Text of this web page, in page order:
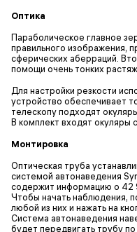
Оптика
Параболическое главное
правильного изображения,
сферических аберраций.
помощи очень тонких
Для настройки резкости
устройство обеспечивает
телескопу подходят
В комплект входят окуляры
Монтировка
Оптическая труба
системой автонаведения
содержит информацию о 42
Чтобы начать наблюдения,
любой из них и нажать на
Система автонаведения
будет передвигать трубу